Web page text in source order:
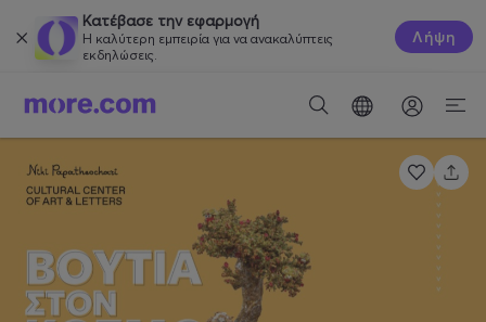
Κατέβασε την εφαρμογή
Η καλύτερη εμπειρία για να ανακαλύπτεις
εκδηλώσεις.
Λήψη